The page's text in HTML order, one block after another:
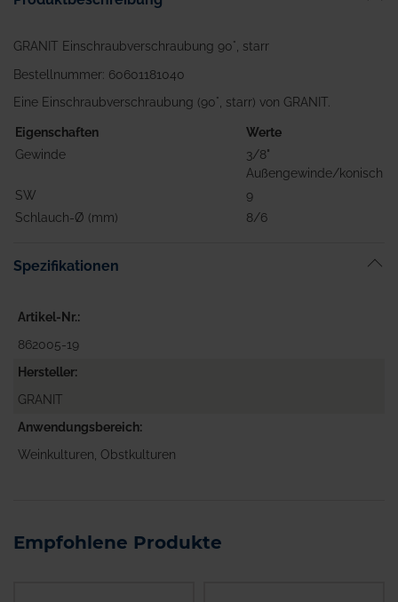
GRANIT Einschraubverschraubung 90°, starr
Bestellnummer: 60601181040
Eine Einschraubverschraubung (90°, starr) von GRANIT.
Eigenschaften
Werte
Gewinde
3/8"
Außengewinde/konisch
SW
9
Schlauch-Ø (mm)
8/6
Spezifikationen
Artikel-Nr.
862005-19
Hersteller
GRANIT
Anwendungsbereich
Weinkulturen, Obstkulturen
Empfohlene Produkte